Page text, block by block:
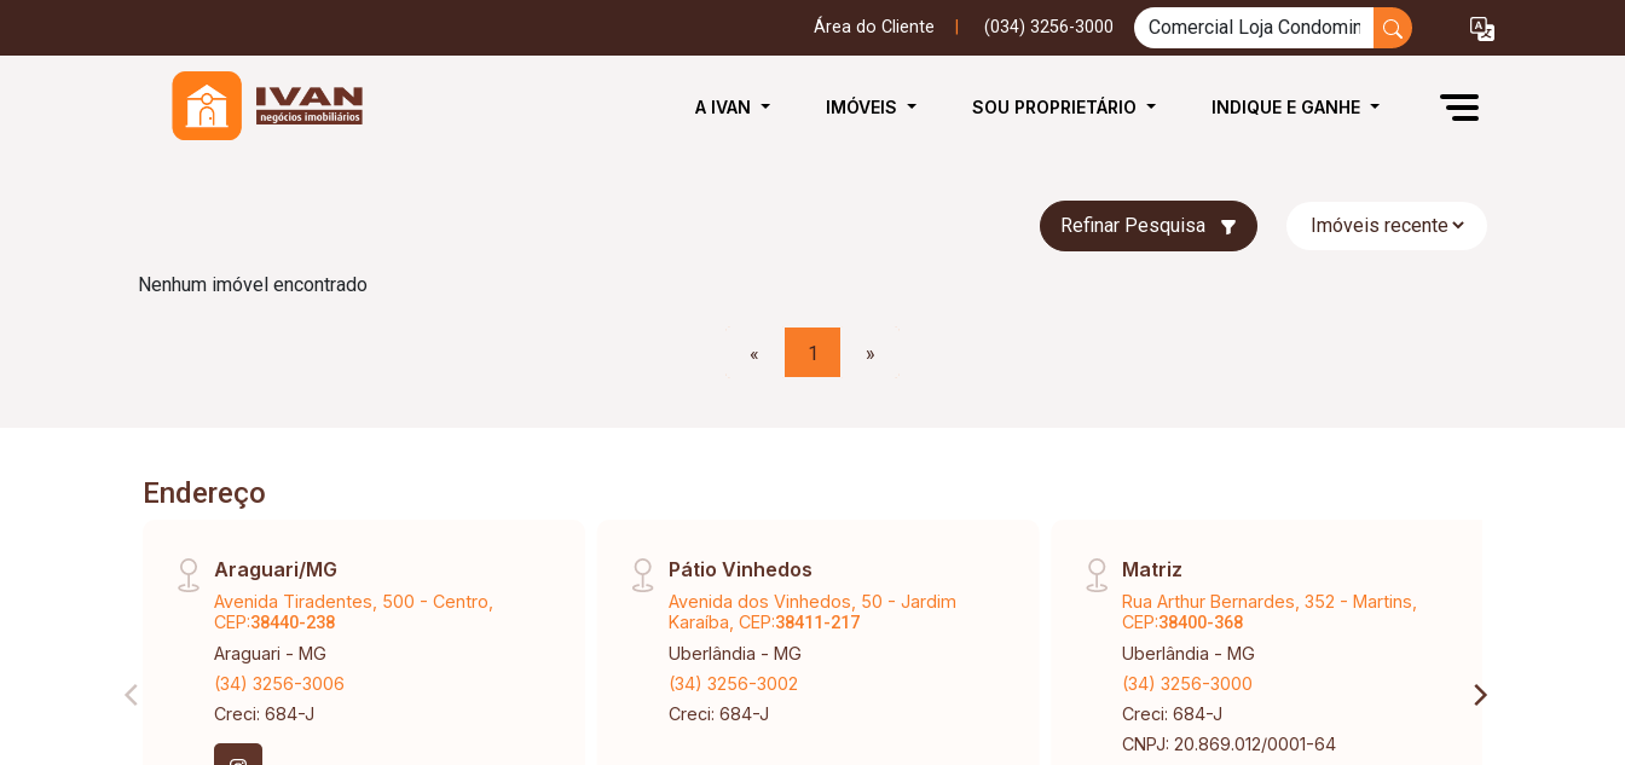
Área do Cliente (034) 3256-3000
A IVAN IMÓVEIS SOU PROPRIETÁRIO INDIQUE E GANHE
Refinar Pesquisa
Nenhum imóvel encontrado
« 1 »
Endereço
Araguari/MG
Avenida Tiradentes, 500 - Centro,
CEP:38440-238
Araguari - MG
(34) 3256-3006
Creci: 684-J
Pátio Vinhedos
Avenida dos Vinhedos, 50 - Jardim
Karaíba, CEP:38411-217
Uberlândia - MG
(34) 3256-3002
Creci: 684-J
Matriz
Rua Arthur Bernardes, 352 - Martins,
CEP:38400-368
Uberlândia - MG
(34) 3256-3000
Creci: 684-J
CNPJ: 20.869.012/0001-64